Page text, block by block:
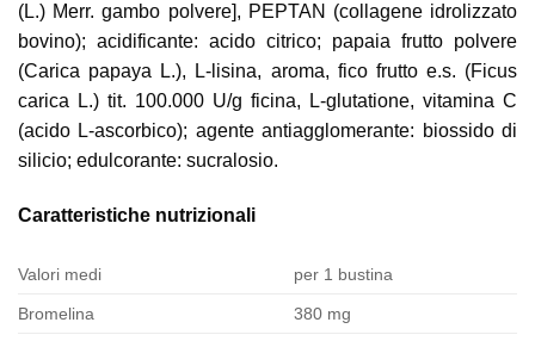
(L.) Merr. gambo polvere], PEPTAN (collagene idrolizzato
bovino); acidificante: acido citrico; papaia frutto polvere
(Carica papaya L.), L-lisina, aroma, fico frutto e.s. (Ficus
carica L.) tit. 100.000 U/g ficina, L-glutatione, vitamina C
(acido L-ascorbico); agente antiagglomerante: biossido di
silicio; edulcorante: sucralosio.
Caratteristiche nutrizionali
Valori medi per 1 bustina
Bromelina 380 mg